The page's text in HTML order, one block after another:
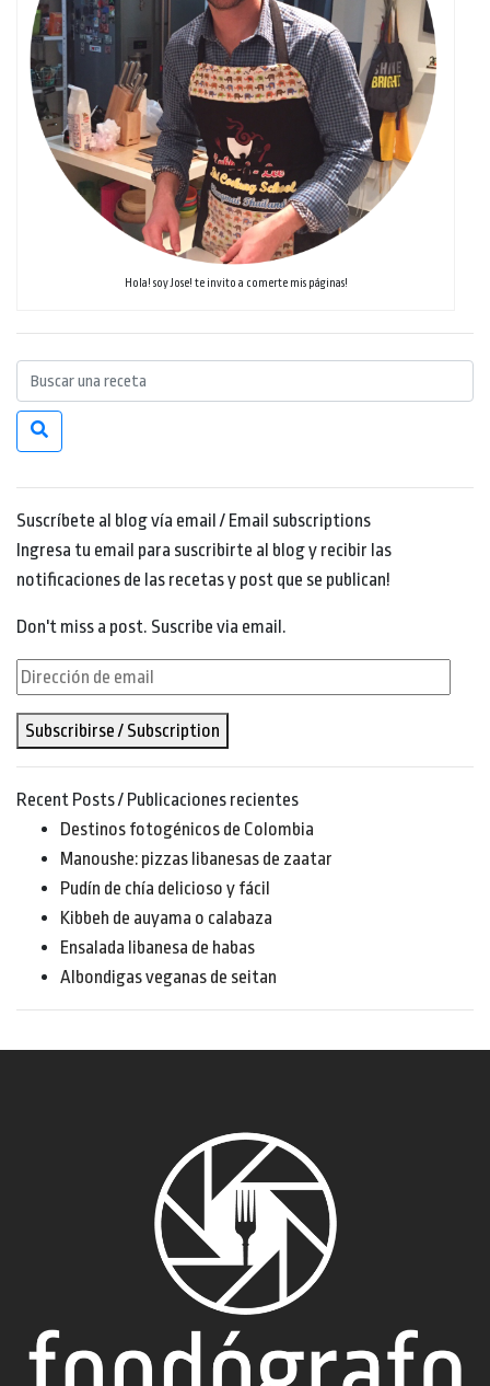
Hola! soy Jose! te invito a comerte mis páginas!
Suscríbete al blog vía email / Email subscriptions
Ingresa tu email para suscribirte al blog y recibir las
notificaciones de las recetas y post que se publican!
Don't miss a post. Suscribe via email.
Dirección
de
email
Subscribirse / Subscription
Recent Posts / Publicaciones recientes
Destinos fotogénicos de Colombia
Manoushe: pizzas libanesas de zaatar
Pudín de chía delicioso y fácil
Kibbeh de auyama o calabaza
Ensalada libanesa de habas
Albondigas veganas de seitan